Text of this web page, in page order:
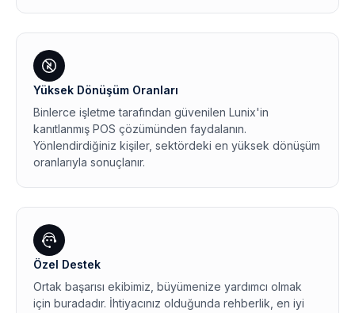
Yüksek Dönüşüm Oranları
Binlerce işletme tarafından güvenilen Lunix'in
kanıtlanmış POS çözümünden faydalanın.
Yönlendirdiğiniz kişiler, sektördeki en yüksek dönüşüm
oranlarıyla sonuçlanır.
Özel Destek
Ortak başarısı ekibimiz, büyümenize yardımcı olmak
için buradadır. İhtiyacınız olduğunda rehberlik, en iyi